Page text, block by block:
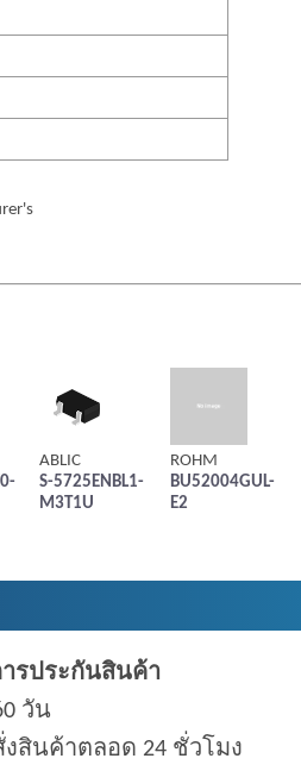
ABLIC
S-5725ENBL1-
M3T1U
ROHM
BU52004GUL-
E2
รประกันสินค้า
วัน
สินค้าตลอด 24 ชั่วโมง